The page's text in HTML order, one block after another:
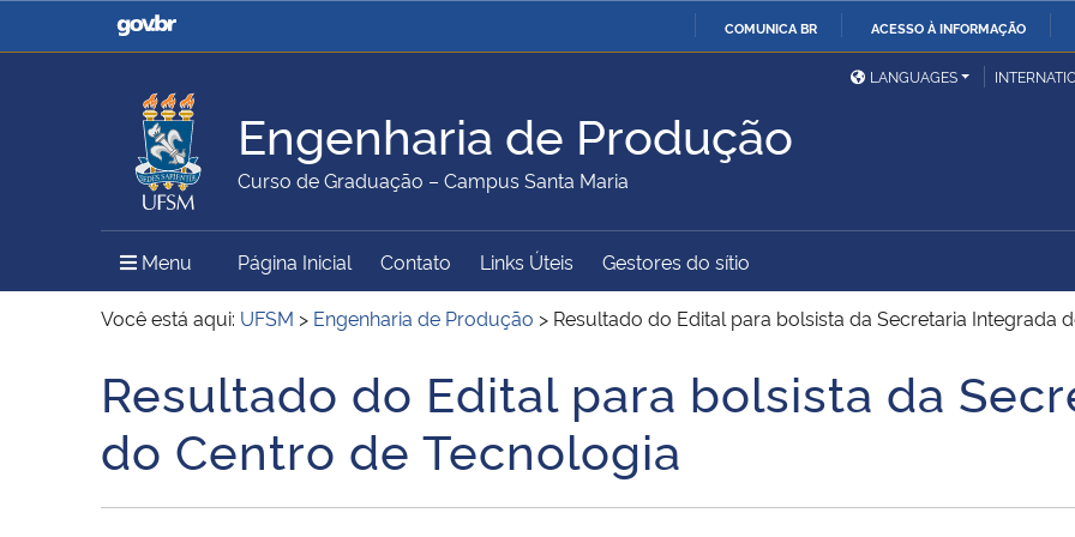
COMUNICA BR ACESSO À INFORMAÇÃO
Casa Civil
Ministério da Justiça e
Ministério da Defesa
Ministério das Relações
Exteriores
Ministério da Agricultura,
Pecuária e Abastecimento
Ministério da Educação Ministério da Cidadania
Ministério do Meio Ambiente Ministério do Turismo
Ministério do
Desenvolvimento Regional
União
Secretaria de Governo
Gabinete de Segurança
Institucional
Advocacia-Geral da União Banco Central do Brasil
LANGUAGES
Engenharia de Produção
Curso de Graduação – Campus Santa Maria
Menu Menu Principal do Sítio
Página Inicial Contato Links Úteis Gestores do sítio
Você está aqui: UFSM > Engenharia de Produção > Resultado do Edital para bolsista da Secretaria Integrada
Início do conteúdo
Resultado do Edital para bolsista da
do Centro de Tecnologia